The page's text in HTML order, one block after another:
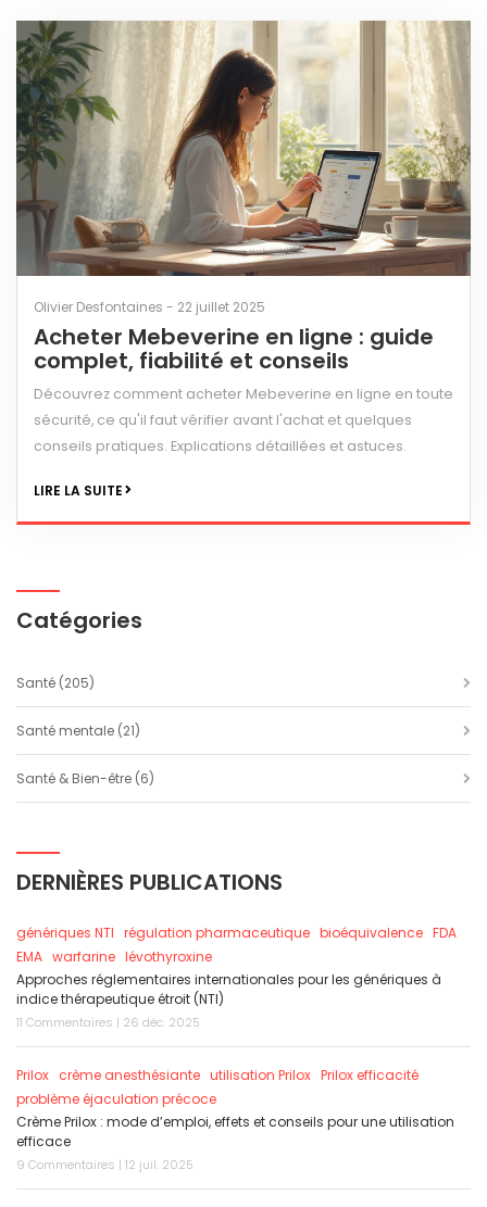
Olivier Desfontaines - 22 juillet 2025
Acheter Mebeverine en ligne : guide
complet, fiabilité et conseils
Découvrez comment acheter Mebeverine en ligne en toute
sécurité, ce qu'il faut vérifier avant l'achat et quelques
conseils pratiques. Explications détaillées et astuces.
LIRE LA SUITE
Catégories
Santé (205)
Santé mentale (21)
Santé & Bien-être (6)
DERNIÈRES PUBLICATIONS
génériques NTI régulation pharmaceutique bioéquivalence FDA
EMA warfarine lévothyroxine
Approches réglementaires internationales pour les génériques à
indice thérapeutique étroit (NTI)
11 Commentaires | 26 déc. 2025
Prilox crème anesthésiante utilisation Prilox Prilox efficacité
problème éjaculation précoce
Crème Prilox : mode d’emploi, effets et conseils pour une utilisation
efficace
9 Commentaires | 12 juil. 2025